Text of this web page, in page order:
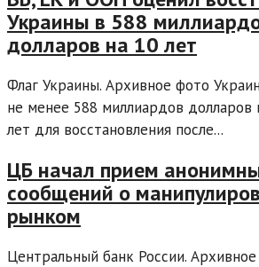
Украины в 588
долларов на 10 лет
Флаг Украины. Архивное фото
не менее 588 миллиардов долларов
лет для восстановления после...
ЦБ начал прием
сообщений о
рынком
Центральный банк России.